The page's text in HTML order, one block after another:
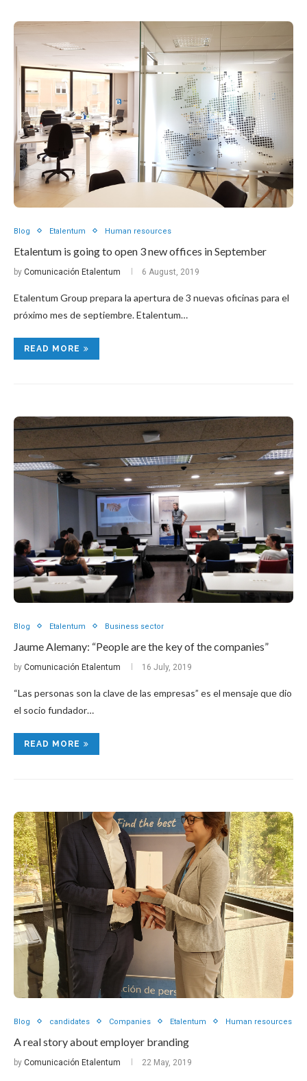
Blog Etalentum Human resources
Etalentum is going to open 3 new offices in September
by Comunicación Etalentum 6 August, 2019
Etalentum Group prepara la apertura de 3 nuevas oficinas para el
próximo mes de septiembre. Etalentum…
READ MORE
Blog Etalentum Business sector
Jaume Alemany: “People are the key of the companies”
by Comunicación Etalentum 16 July, 2019
“Las personas son la clave de las empresas” es el mensaje que dio
el socio fundador…
READ MORE
Blog candidates Companies Etalentum Human resources
A real story about employer branding
by Comunicación Etalentum 22 May, 2019